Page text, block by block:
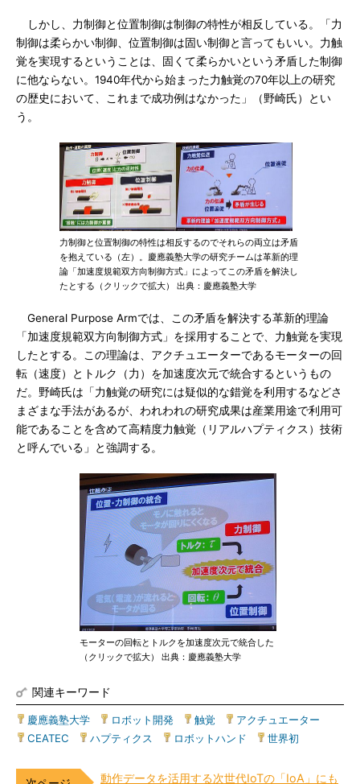
しかし、力制御と位置制御は制御の特性が相反している。「力
制御は柔らかい制御、位置制御は固い制御と言ってもいい。力触
覚を実現するということは、固くて柔らかいという矛盾した制御
に他ならない。1940年代から始まった力触覚の70年以上の研究
の歴史において、これまで成功例はなかった」（野崎氏）とい
う。
力制御と位置制御の特性は相反するのでそれらの両立は矛盾
を抱えている（左）。慶應義塾大学の研究チームは革新的理
論「加速度規範双方向制御方式」によってこの矛盾を解決し
たとする（クリックで拡大） 出典：慶應義塾大学
General Purpose Armでは、この矛盾を解決する革新的理論
「加速度規範双方向制御方式」を採用することで、力触覚を実現
したとする。この理論は、アクチュエーターであるモーターの回
転（速度）とトルク（力）を加速度次元で統合するというもの
だ。野崎氏は「力触覚の研究には疑似的な錯覚を利用するなどさ
まざまな手法があるが、われわれの研究成果は産業用途で利用可
能であることを含めて高精度力触覚（リアルハプティクス）技術
と呼んでいる」と強調する。
モーターの回転とトルクを加速度次元で統合した
（クリックで拡大） 出典：慶應義塾大学
関連キーワード
慶應義塾大学 ロボット開発 触覚 アクチュエーター
CEATEC
ハプティクス ロボットハンド 世界初
動作データを活用する次世代IoTの「IoA」にも